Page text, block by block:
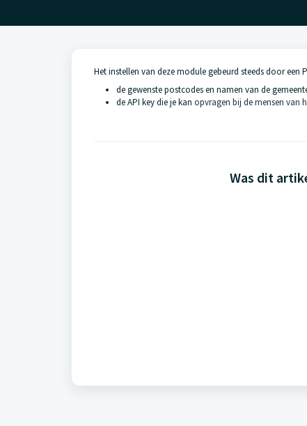
Het instellen van deze module gebeurd steeds door een
de gewenste postcodes en namen van de
de API key die je kan opvragen bij de mensen van
Was dit